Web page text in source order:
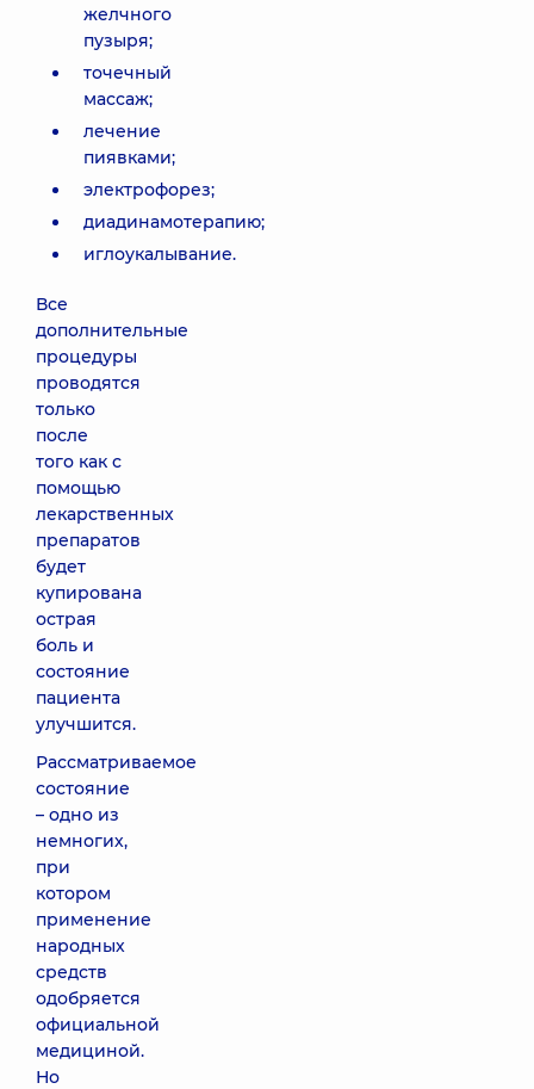
желчного
пузыря;
точечный
массаж;
лечение
пиявками;
электрофорез;
диадинамотерапию;
иглоукалывание.
Все
дополнительные
процедуры
проводятся
только
после
того как с
помощью
лекарственных
препаратов
будет
купирована
острая
боль и
состояние
пациента
улучшится.
Рассматриваемое
состояние
– одно из
немногих,
при
котором
применение
народных
средств
одобряется
официальной
медициной.
Но